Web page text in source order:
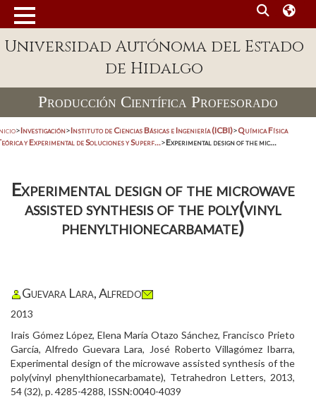
Universidad Autónoma del Estado
de Hidalgo
Producción Científica Profesorado
>Investigación>Instituto de Ciencias Básicas e Ingeniería (ICBI)>Química Física
y Experimental de Soluciones y Superf...>Experimental design of the mic...
Experimental design of the microwave
assisted synthesis of the poly(vinyl
phenylthionecarbamate)
Guevara Lara, Alfredo
2013
Irais Gómez López, Elena María Otazo Sánchez, Francisco Prieto
García, Alfredo Guevara Lara, José Roberto Villagómez Ibarra,
Experimental design of the microwave assisted synthesis of the
poly(vinyl phenylthionecarbamate), Tetrahedron Letters, 2013,
54 (32), p. 4285-4288, ISSN:0040-4039